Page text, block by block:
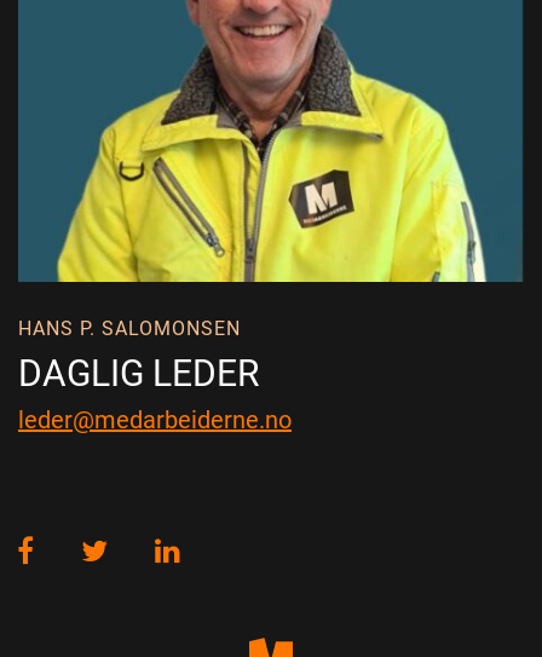
HANS P. SALOMONSEN
DAGLIG LEDER
leder@medarbeiderne.no